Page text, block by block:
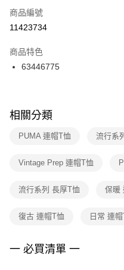
【「AFTEE先享後付」結帳流程】
１．於結帳方式選擇「AFTEE先
２．訂單成立數日內，您將收到繳
３．收到繳費通知簡訊後14天內
ATM／網路銀行／等多元方式進行
※ 交易是否成功請以「AFTEE先
是否繳費成功／繳費後需取消欲退
客戶支援中心」https://
１．透過由恩沛科技股份有限公
權轉讓予恩沛科技股份有限公司。
３．未成年的使用者請事先徵得
４．使用「AFTEE先享後付」時
宅配
每筆NT$100，滿NT$1,500(含
付款後門市自取
每筆NT$100，滿NT$1,500(含
商品編號
11423734
商品特色
63446775
相關分類
PUMA 連帽T恤 流行系
Vintage Prep 連帽T恤
流行系列 長厚T恤 保暖
復古 連帽T恤 日常 連
一 必買清單 一